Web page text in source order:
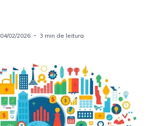
04/02/2026 3 min de leitura